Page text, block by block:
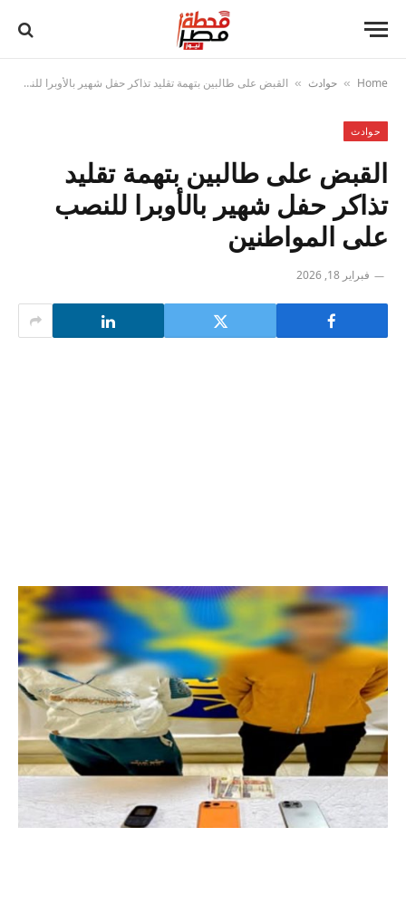
Home
» حوادث » القبض على طالبين بتهمة تقليد تذاكر حفل شهير بالأوبرا للنصب على المواطنين
حوادث
القبض على طالبين بتهمة تقليد
تذاكر حفل شهير بالأوبرا للنصب
على المواطنين
فبراير 18, 2026